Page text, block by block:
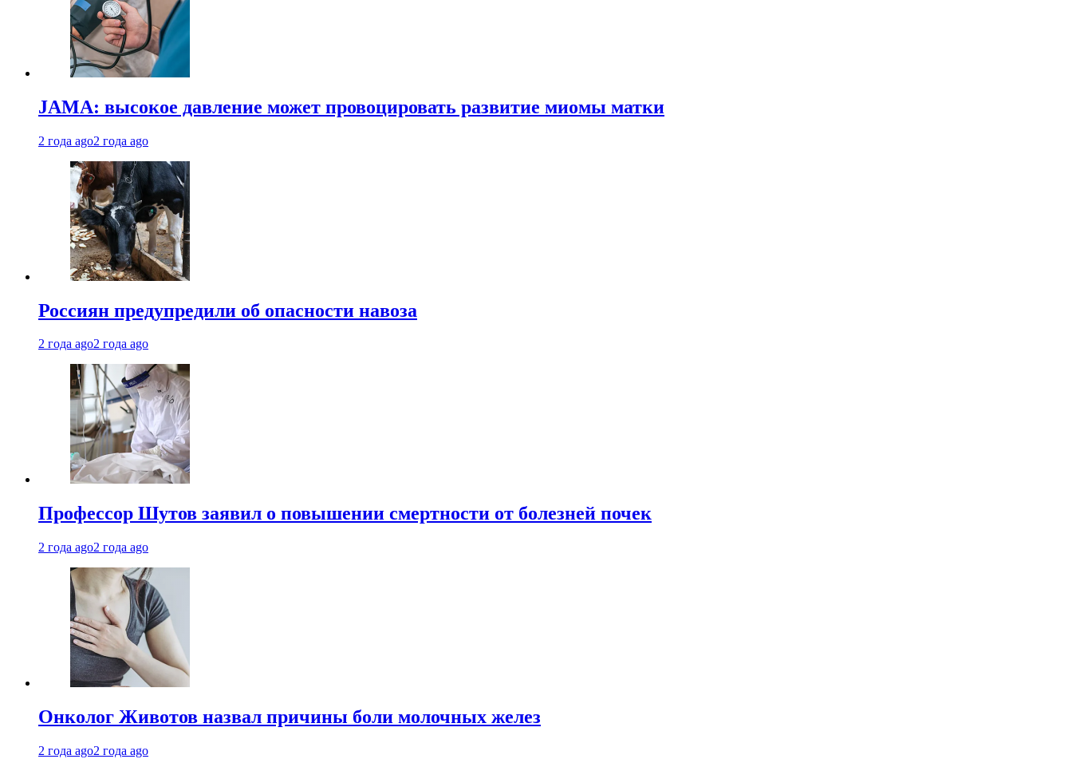
JAMA: высокое давление может провоцировать развитие миомы матки
2 года ago2 года ago
Россиян предупредили об опасности навоза
2 года ago2 года ago
Профессор Шутов заявил о повышении смертности от болезней почек
2 года ago2 года ago
Онколог Животов назвал причины боли молочных желез
2 года ago2 года ago